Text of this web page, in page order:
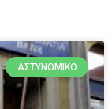
ΑΣΤΥΝΟΜΙΚΌ